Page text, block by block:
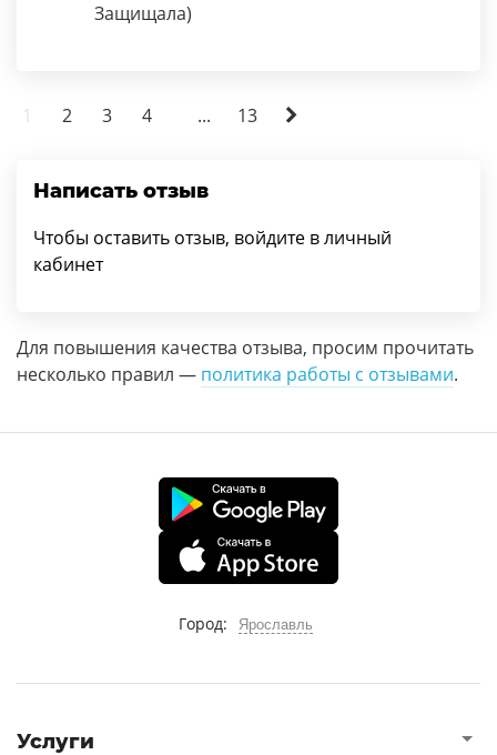
Защищала)
1 2 3 4 ... 13
Написать отзыв
Чтобы оставить отзыв, войдите в личный
кабинет
Для повышения качества отзыва, просим прочитать
несколько правил — политика работы с отзывами.
Город: Ярославль
Услуги